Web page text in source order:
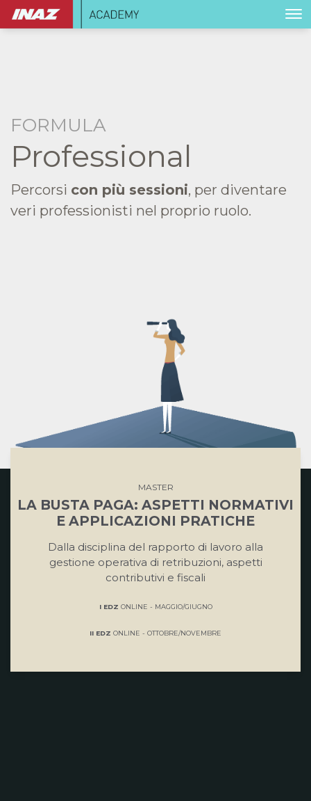
FORMULA
Professional
Percorsi con più sessioni, per diventare
veri professionisti nel proprio ruolo.
MASTER
LA BUSTA PAGA: ASPETTI NORMATIVI
E APPLICAZIONI PRATICHE
Dalla disciplina del rapporto di lavoro alla
gestione operativa di retribuzioni, aspetti
contributivi e fiscali
I EDZ ONLINE - MAGGIO/GIUGNO
II EDZ ONLINE - OTTOBRE/NOVEMBRE